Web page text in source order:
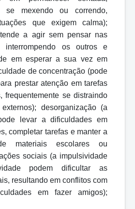
se mexendo ou correndo,
que exigem calma);
a agir sem pensar nas
interrompendo os outros e
em esperar a sua vez em
de concentração (pode
prestar atenção em tarefas
frequentemente se distraindo
desorganização (a
levar a dificuldades em
completar tarefas e manter a
materiais escolares ou
sociais (a impulsividade
podem dificultar as
resultando em conflitos com
em fazer amigos);